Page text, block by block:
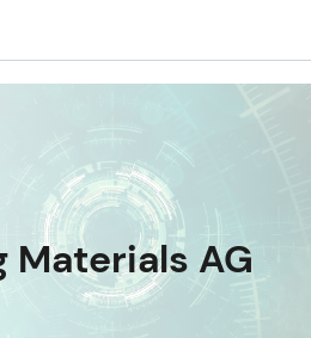
Materials AG